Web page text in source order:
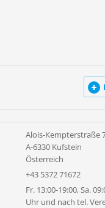
Alois-Kempterstraße
A-6330 Kufstein
Österreich
+43 5372 71672
Fr. 13:00-19:00, Sa.
Uhr und nach tel.